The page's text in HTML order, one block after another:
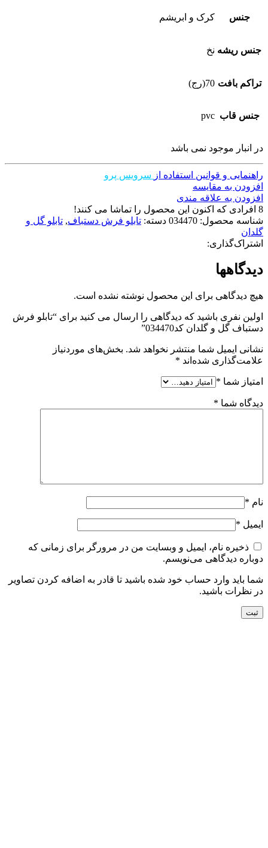
جنس کرک و ابریشم
جنس ریشه نخ
تراکم بافت 70(رج)
جنس قاب pvc
در انبار موجود نمی باشد
راهنمایی و قوانین استفاده از سرویس پرو
افزودن به مقایسه
افزودن به علاقه مندی
8 افرادی که اکنون این محصول را تماشا می کنند!
شناسه محصول: 034470 دسته: تابلو فرش دستباف, تابلو گل و
گلدان
اشتراک‌گذاری:
دیدگاهها
هیچ دیدگاهی برای این محصول نوشته نشده است.
اولین نفری باشید که دیدگاهی را ارسال می کنید برای “تابلو فرش
دستباف گل و گلدان کد034470”
نشانی ایمیل شما منتشر نخواهد شد. بخش‌های موردنیاز
علامت‌گذاری شده‌اند *
امتیاز شما *
دیدگاه شما *
نام *
ایمیل *
ذخیره نام، ایمیل و وبسایت من در مرورگر برای زمانی که
دوباره دیدگاهی می‌نویسم.
شما باید وارد حساب خود شده باشید تا قادر به اضافه کردن تصاویر
در نظرات باشید.